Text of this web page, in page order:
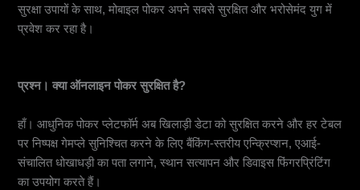
सुरक्षा उपायों के साथ, मोबाइल पोकर अपने सबसे सुरक्षित और भरोसेमंद युग में
प्रवेश कर रहा है।
प्रश्‍न। क्या ऑनलाइन पोकर सुरक्षित है?
हाँ। आधुनिक पोकर प्लेटफॉर्म अब खिलाड़ी डेटा को सुरक्षित करने और हर टेबल
पर निष्पक्ष गेमप्ले सुनिश्चित करने के लिए बैंकिंग-स्तरीय एन्क्रिप्शन, एआई-
संचालित धोखाधड़ी का पता लगाने, स्थान सत्यापन और डिवाइस फिंगरप्रिंटिंग
का उपयोग करते हैं।